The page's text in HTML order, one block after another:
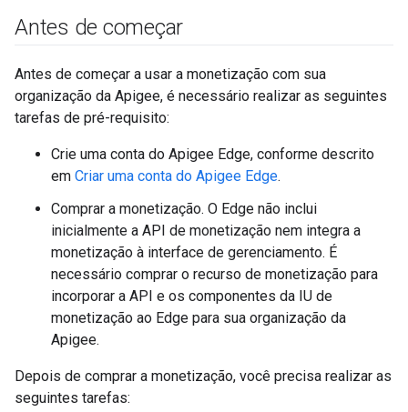
Antes de começar
Antes de começar a usar a monetização com sua
organização da Apigee, é necessário realizar as seguintes
tarefas de pré-requisito:
Crie uma conta do Apigee Edge, conforme descrito
em Criar uma conta do Apigee Edge.
Comprar a monetização. O Edge não inclui
inicialmente a API de monetização nem integra a
monetização à interface de gerenciamento. É
necessário comprar o recurso de monetização para
incorporar a API e os componentes da IU de
monetização ao Edge para sua organização da
Apigee.
Depois de comprar a monetização, você precisa realizar as
seguintes tarefas: